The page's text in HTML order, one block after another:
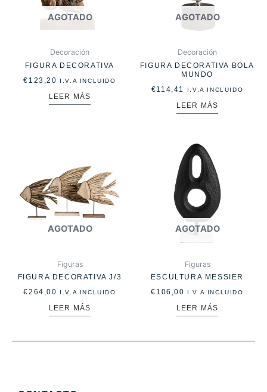
AGOTADO
Decoración
FIGURA DECORATIVA
€ 123,20 I.V.A INCLUIDO
LEER MÁS
AGOTADO
Decoración
FIGURA DECORATIVA BOLA
MUNDO
€114,41 I.V.A INCLUIDO
LEER MÁS
AGOTADO
Figuras
FIGURA DECORATIVA J/3
€264,00 I.V.A INCLUIDO
LEER MÁS
AGOTADO
Figuras
ESCULTURA MESSIER
€ 106,00 I.V.A INCLUIDO
LEER MÁS